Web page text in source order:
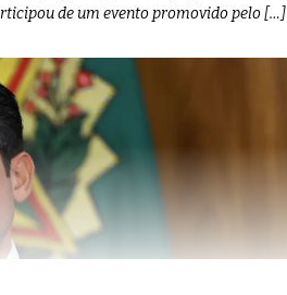
de um evento promovido pelo […]